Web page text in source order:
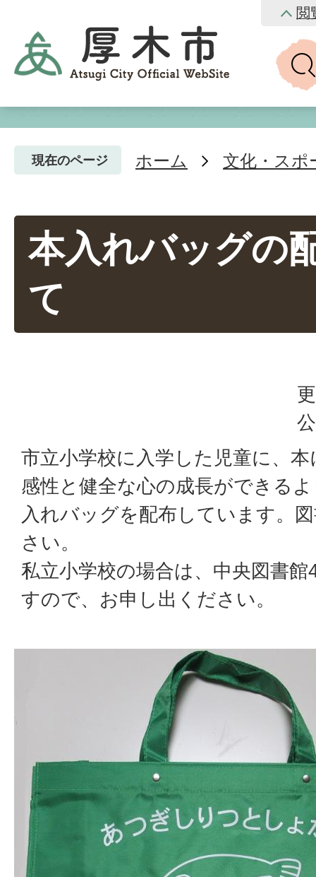
閲
現在のページ ホーム 文化・スポ
本入れバッグの
て
市立小学校に入学した児童に、
感性と健全な心の成長ができる
入れバッグを配布しています。
さい。
私立小学校の場合は、中央図書
すので、お申し出ください。